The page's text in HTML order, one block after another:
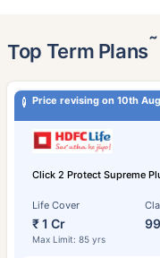
Top Term Plans˜
Price revising on 10th Aug
Click 2 Protect Supreme
Life Cover
₹ 1 Cr
Max Limit: 85 yrs